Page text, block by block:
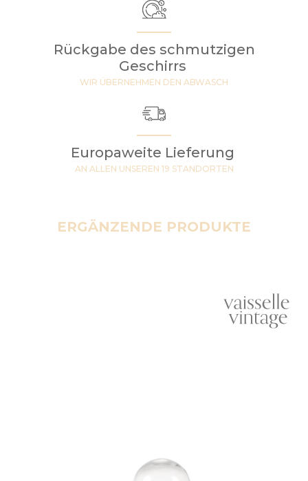
Rückgabe des schmutzigen
Geschirrs
WIR ÜBERNEHMEN DEN ABWASCH
Europaweite Lieferung
AN ALLEN UNSEREN 19 STANDORTEN
ERGÄNZENDE PRODUKTE